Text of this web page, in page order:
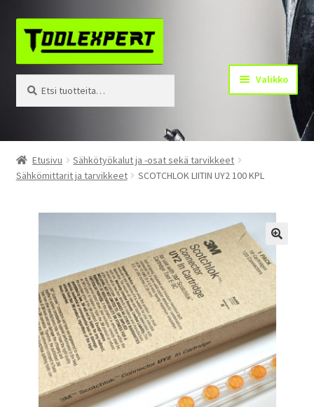
Siirry
navigointiin
Siirry
sisältöön
Valikko
Tuotteet
Yhteystiedot
Kotisivu
Etusivu
Sähkötyökalut ja -osat sekä tarvikkeet
Sähkömittarit ja tarvikkeet
SCOTCHLOK LIITIN UY2 100 KPL